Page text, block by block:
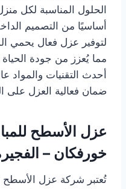
الحلول المناسبة لكل
أساسيًا من التصميم
لتوفير عزل فعال يحمي
مما يُعزز من جودة
أحدث التقنيات والمواد
ضمان فعالية العزل على
عزل الأسطح
خورفكان –
تُعتبر شركة عزل الأسطح